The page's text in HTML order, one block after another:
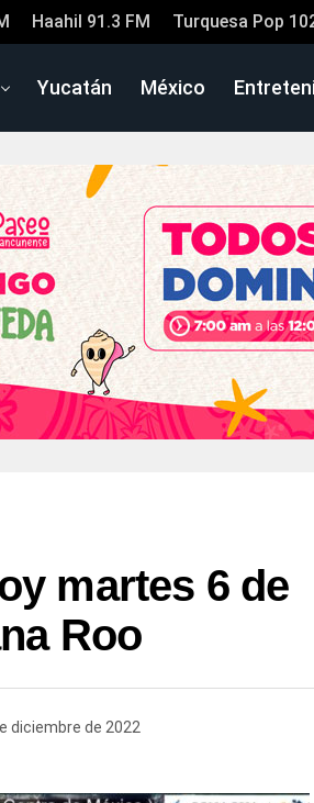
Haahil 91.3 FM Turquesa Pop
Yucatán México
martes 6 de
Roo
diciembre de 2022